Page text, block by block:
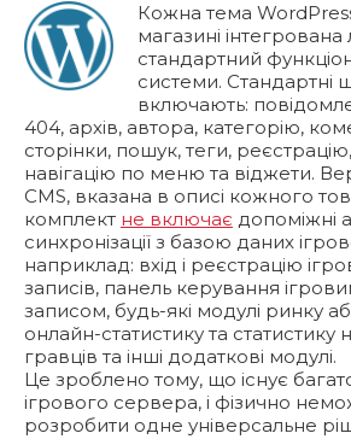
Кожна тема
магазині
стандартний
системи. Стандартні
включають:
404, архів, автора, категорію,
сторінки, пошук, теги,
навігацію по меню та віджети.
CMS, вказана в описі кожного
комплект не включає допоміжні
синхронізації з базою даних
наприклад: вхід і реєстрацію
записів, панель керування
записом, будь-які модулі ринку
онлайн-статистику та
гравців та інші додаткові модулі.
Це зроблено тому, що існує
ігрового сервера, і фізично
розробити одне універсальне